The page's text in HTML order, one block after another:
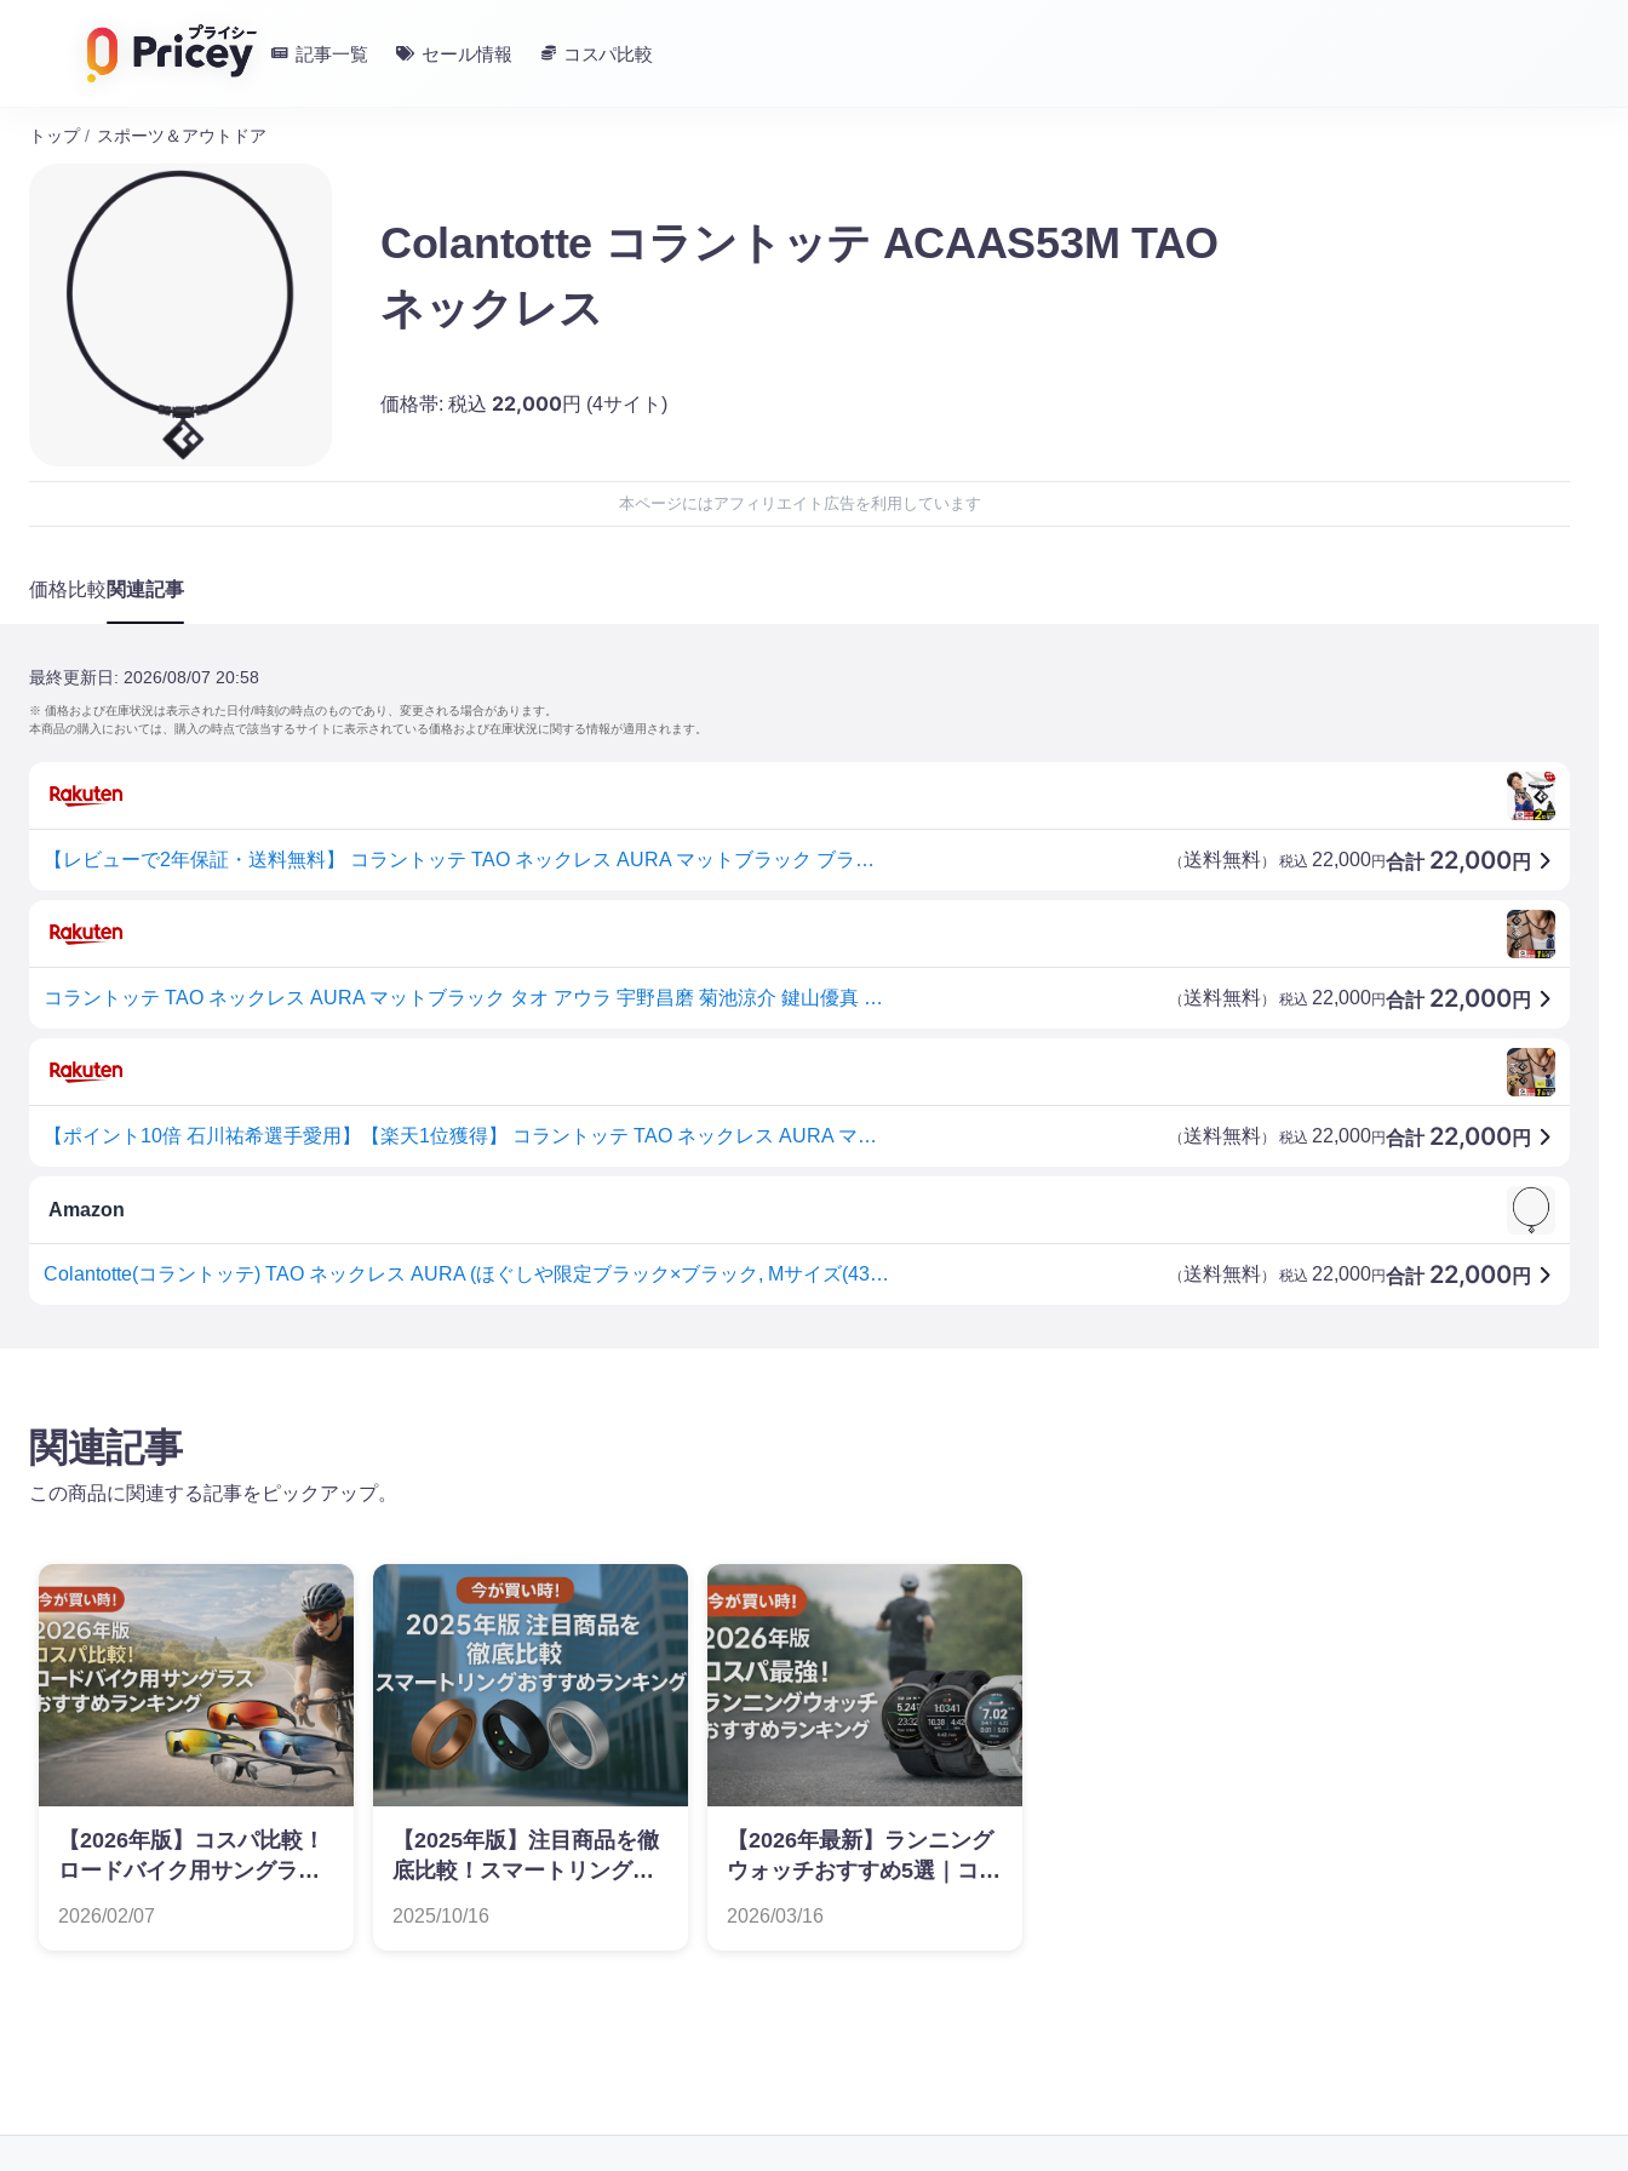
記事一覧 セール情報 コスパ比較
トップ / スポーツ＆アウトドア
Colantotte コラントッテ ACAAS53M TAO
ネックレス
価格帯: 税込 22,000円 (4サイト)
本ページにはアフィリエイト広告を利用しています
価格比較関連記事
最終更新日: 2026/08/07 20:58
※ 価格および在庫状況は表示された日付/時刻の時点のものであり、変更される場合があります。
本商品の購入においては、購入の時点で該当するサイトに表示されている価格および在庫状況に関する情報が適用されます。
【レビューで2年保証・送料無料】 コラントッテ TAO ネックレス AURA マットブラック ブラック×ブラック ブラック×シルバー 磁気ネックレス メンズ レディース 宇野昌磨 鍵山優真 スポーツ アスリート 最強 管理医療機器 肩こり 合計 22,000円
（送料無料） 税込 22,000円
コラントッテ TAO ネックレス AURA マットブラック タオ アウラ 宇野昌磨 菊池涼介 鍵山優真 スポーツ アスリート 野球 フィギュアスケート 効果 最強 医療機器 肩こり 首コリ?クリスマス 合計 22,000円
（送料無料） 税込 22,000円
【ポイント10倍 石川祐希選手愛用】【楽天1位獲得】 コラントッテ TAO ネックレス AURA マットブラック ブラック×ブラック ブラック×シルバー 磁気ネックレス メンズ レディース 宇野昌磨 鍵山優真 スポーツ 管理医療機器 肩こり レビューで特典 男性 女性 おしゃれ 合計 22,000円
（送料無料） 税込 22,000円
Amazon
Colantotte(コラントッテ) TAO ネックレス AURA (ほぐしや限定ブラック×ブラック, Mサイズ(43cm)) 合計 22,000円
（送料無料） 税込 22,000円
関連記事
この商品に関連する記事をピックアップ。
【2026年版】コスパ比較！
ロードバイク用サングラス
2026/02/07
【2025年版】注目商品を徹
底比較！スマートリングお
2025/10/16
【2026年最新】ランニング
ウォッチおすすめ5選｜コス
2026/03/16